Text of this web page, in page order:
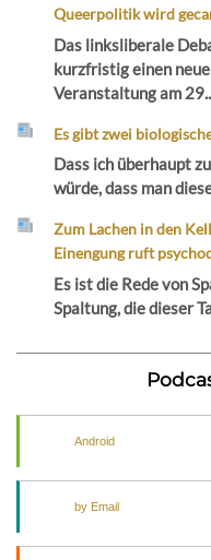
Queerpolitik wird
Das linksliberale
kurzfristig einen
Veranstaltung am
Es gibt zwei
Dass ich überhaupt
würde, dass man
Zum Lachen in den
Einengung ruft
Es ist die Rede von
Spaltung, die dieser
Android
by Email